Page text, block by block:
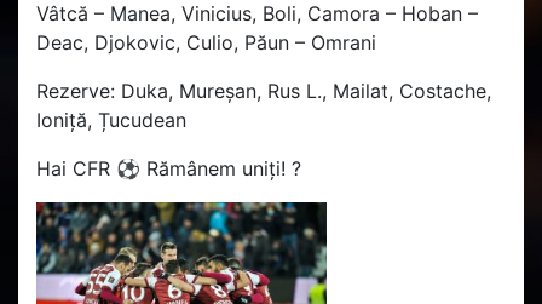
Vâtcă – Manea, Vinicius, Boli, Camora – Hoban –
Deac, Djokovic, Culio, Păun – Omrani
Rezerve: Duka, Mureșan, Rus L., Mailat, Costache,
Ioniță, Țucudean
Hai CFR ⚽️ Rămânem uniți! ?